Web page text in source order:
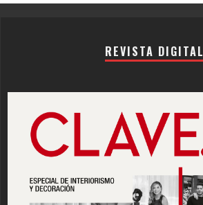
REVISTA DIGITAL